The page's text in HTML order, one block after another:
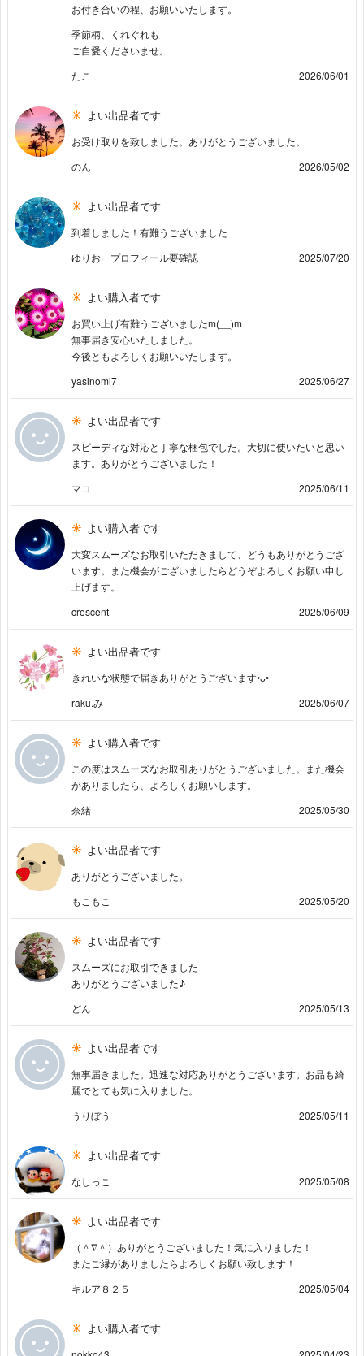
お付き合いの程、お願いいたします。
季節柄、くれぐれも
ご自愛くださいませ。
たこ
2026/06/01
よい出品者です
お受け取りを致しました。ありがとうございました。
のん
2026/05/02
よい出品者です
到着しました！有難うございました
ゆりお プロフィール要確認
2025/07/20
よい購入者です
お買い上げ有難うございましたm(__)m
無事届き安心いたしました。
今後ともよろしくお願いいたします。
yasinomi7
2025/06/27
よい出品者です
スピーディな対応と丁寧な梱包でした。大切に使いたいと思い
ます。ありがとうございました！
マコ
2025/06/11
よい購入者です
大変スムーズなお取引いただきまして、どうもありがとうござ
います。また機会がございましたらどうぞよろしくお願い申し
上げます。
crescent
2025/06/09
よい出品者です
きれいな状態で届きありがとうございます•⁠ᴗ⁠•⁠
raku.み
2025/06/07
よい購入者です
この度はスムーズなお取引ありがとうございました。また機会
がありましたら、よろしくお願いします。
奈緒
2025/05/30
よい出品者です
ありがとうございました。
もこもこ
2025/05/20
よい出品者です
スムーズにお取引できました
ありがとうございました♪
どん
2025/05/13
よい出品者です
無事届きました。迅速な対応ありがとうございます。お品も綺
麗でとても気に入りました。
うりぼう
2025/05/11
よい出品者です
なしっこ 2025/05/08
よい出品者です
（＾∇＾）ありがとうございました！気に入りました！
またご縁がありましたらよろしくお願い致します！
キルア８２５
2025/05/04
よい購入者です